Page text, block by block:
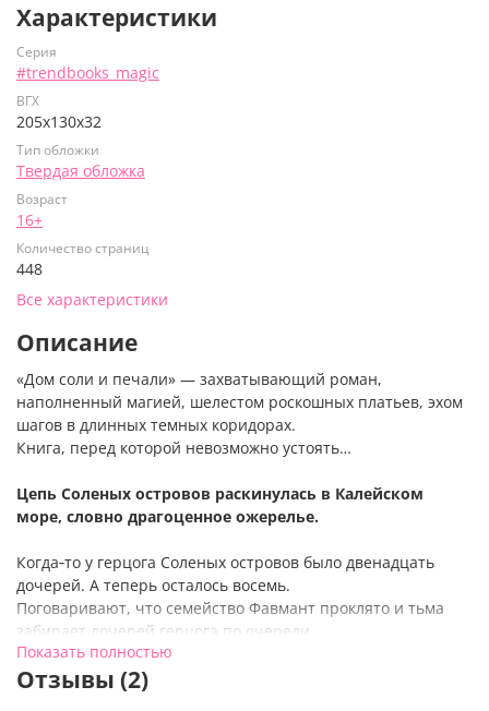
Характеристики
Серия
#trendbooks_magic
ВГХ
205х130х32
Тип обложки
Твердая обложка
Возраст
16+
Количество страниц
448
Все характеристики
Описание
«Дом соли и печали» — захватывающий роман,
наполненный магией, шелестом роскошных платьев, эхом
шагов в длинных темных коридорах.
Книга, перед которой невозможно устоять…
Цепь Соленых островов раскинулась в Калейском
море, словно драгоценное ожерелье.
Когда‑то у герцога Соленых островов было двенадцать
дочерей. А теперь осталось восемь.
Поговаривают, что семейство Фавмант проклято и тьма
забирает дочерей герцога по очереди.
Мы рождены от Соли, мы живем Солью, и мы
Показать полностью
Отзывы (2)